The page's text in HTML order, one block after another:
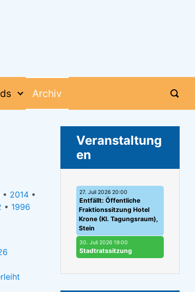
Archiv
• 2014•
• 1996
Veranstaltung
en
27. Juli 2026 20:00
Entfällt: Öffentliche
Fraktionssitzung Hotel
Krone (Kl. Tagungsraum),
Stein
30. Juli 2026 19:00
Stadtratssitzung